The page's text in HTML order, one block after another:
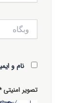
نام و
تصویر امنیتی